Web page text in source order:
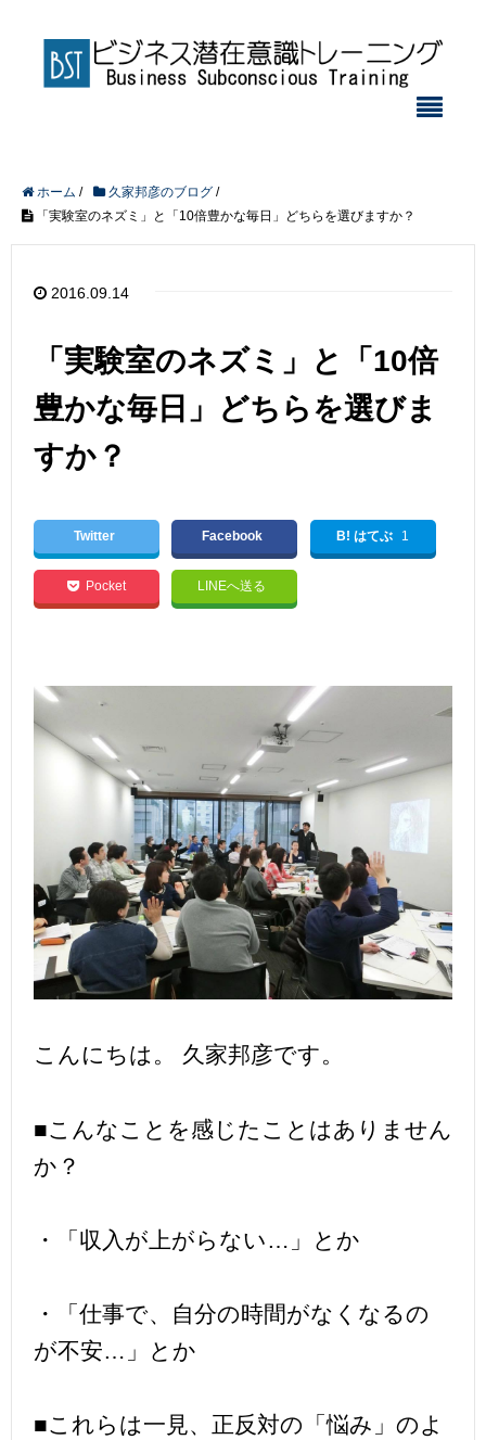
ホーム / 久家邦彦のブログ /
「実験室のネズミ」と「10倍豊かな毎日」どちらを選びますか？
2016.09.14
「実験室のネズミ」と「10倍
豊かな毎日」どちらを選びま
すか？
Twitter Facebook B! はてぶ 1
Pocket LINEへ送る
こんにちは。 久家邦彦です。
■こんなことを感じたことはありません
か？
・「収入が上がらない…」とか
・「仕事で、自分の時間がなくなるの
が不安…」とか
■これらは一見、正反対の「悩み」のよ